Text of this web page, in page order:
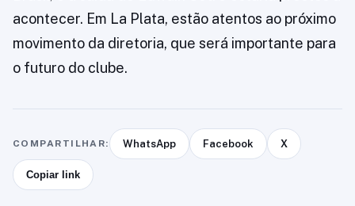
acontecer. Em La Plata, estão atentos ao próximo
movimento da diretoria, que será importante para
o futuro do clube.
COMPARTILHAR: WhatsApp Facebook X
Copiar link